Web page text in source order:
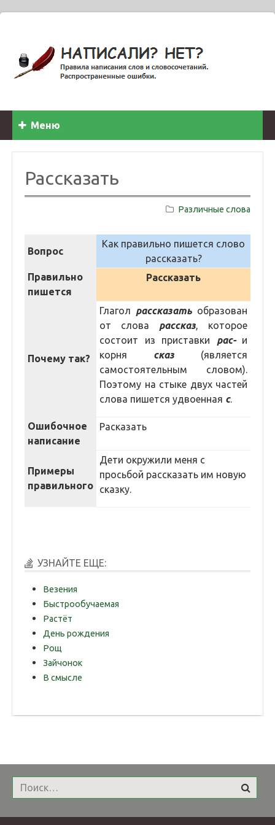
Меню
Рассказать
Различные слова
Вопрос
Как правильно пишется слово
рассказать?
Правильно
пишется
Рассказать
Почему так?
Глагол рассказать образован
от слова рассказ, которое
состоит из приставки рас-и
корня сказ (является
самостоятельным словом).
Поэтому на стыке двух частей
слова пишется удвоенная с.
Ошибочное
написание
Расказать
Примеры
правильного
Дети окружили меня с
просьбой рассказать им новую
сказку.
УЗНАЙТЕ ЕЩЕ:
Везения
Быстрообучаемая
Растёт
День рождения
Рощ
Зайчонок
В смысле